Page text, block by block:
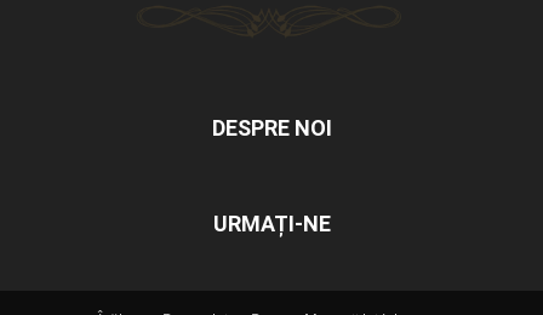
DESPRE NOI
URMAȚI-NE